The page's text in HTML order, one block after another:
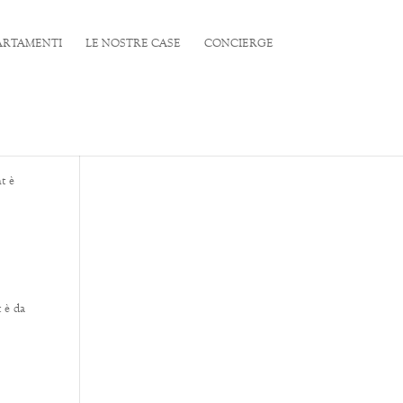
LE NOSTRE CASE CONCIERGE
è
da